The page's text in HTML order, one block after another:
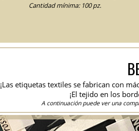
Cantidad mínima: 100 pz.
¡Las etiquetas textiles se fabrican con
¡El tejido en los
A continuación puede ver una